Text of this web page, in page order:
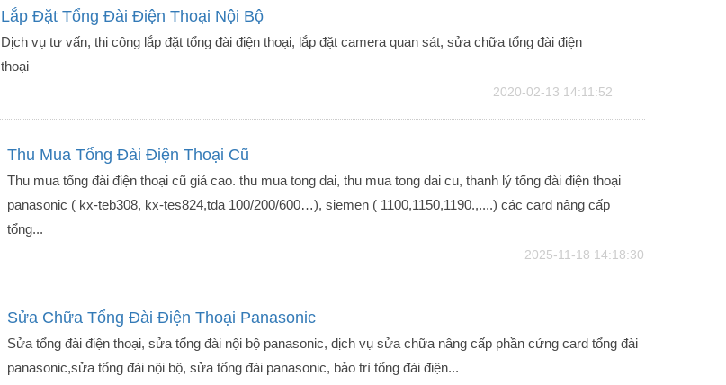
Lắp Đặt Tổng Đài Điện Thoại Nội Bộ
Dịch vụ tư vấn, thi công lắp đặt tổng đài điện thoại, lắp đặt camera quan sát, sửa chữa tổng đài điện
thoại
2020-02-13 14:11:52
Thu Mua Tổng Đài Điện Thoại Cũ
Thu mua tổng đài điện thoại cũ giá cao. thu mua tong dai, thu mua tong dai cu, thanh lý tổng đài điện thoại
panasonic ( kx-teb308, kx-tes824,tda 100/200/600…), siemen ( 1100,1150,1190.,....) các card nâng cấp
tổng...
2025-11-18 14:18:30
Sửa Chữa Tổng Đài Điện Thoại Panasonic
Sửa tổng đài điện thoại, sửa tổng đài nội bộ panasonic, dịch vụ sửa chữa nâng cấp phần cứng card tổng đài
panasonic,sửa tổng đài nội bộ, sửa tổng đài panasonic, bảo trì tổng đài điện...